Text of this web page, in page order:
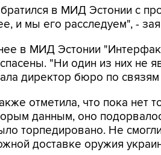
в МИД Эстонии с
и мы его расследуем", -
в МИД Эстонии
"Ни один из них не
директор бюро по
отметила, что пока нет
данным, оно
торпедировано. Не
доставке оружия